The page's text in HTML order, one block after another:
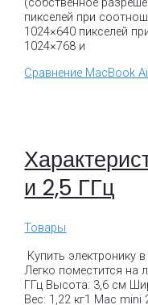
пикселей при
1024×640 пикселей
1024×768 и
Сравнение MacBook
и 2,5 ГГц
Товары
Купить электронику
Легко поместится на
ГГц Высота: 3,6 см
Вес: 1,22 кг1 Mac